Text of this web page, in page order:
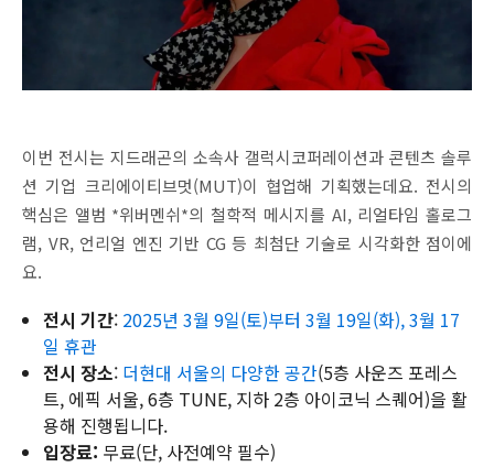
이번 전시는 지드래곤의 소속사 갤럭시코퍼레이션과 콘텐츠 솔루
션 기업 크리에이티브멋(MUT)이 협업해 기획했는데요. 전시의
핵심은 앨범 *위버멘쉬*의 철학적 메시지를 AI, 리얼타임 홀로그
램, VR, 언리얼 엔진 기반 CG 등 최첨단 기술로 시각화한 점이에
요.
전시 기간: 2025년 3월 9일(토)부터 3월 19일(화), 3월 17
일 휴관
전시 장소: 더현대 서울의 다양한 공간(5층 사운즈 포레스
트, 에픽 서울, 6층 TUNE, 지하 2층 아이코닉 스퀘어)을 활
용해 진행됩니다.
입장료: 무료(단, 사전예약 필수)